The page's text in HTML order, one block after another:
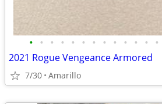
• • • • • • • • • • • • •
2021 Rogue Vengeance Armored
7/30 Amarillo